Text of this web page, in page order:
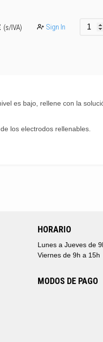
(s/IVA) Sign In
es bajo, rellene con la
los electrodos rellenables.
HORARIO
Lunes a Jueves de
Viernes de 9h a 15h
MODOS DE PAGO